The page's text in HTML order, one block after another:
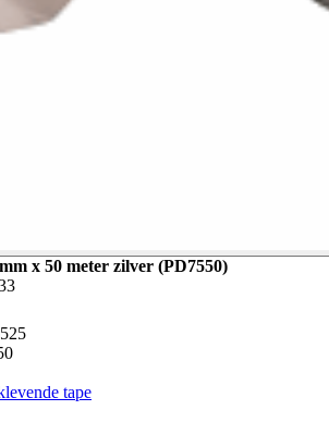
x 50 meter zilver (PD7550)
tape